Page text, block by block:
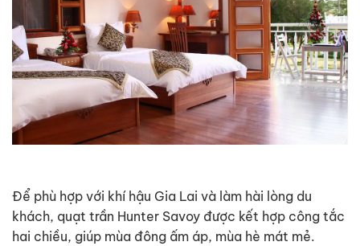
Để phù hợp với khí hậu Gia Lai và làm hài lòng du
khách, quạt trần Hunter Savoy được kết hợp công tắc
hai chiều, giúp mùa đông ấm áp, mùa hè mát mẻ.